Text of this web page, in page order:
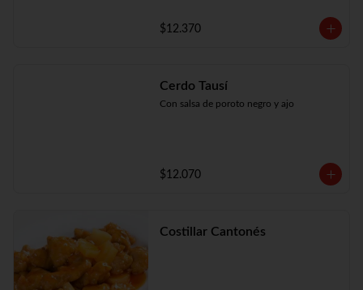
$12.370
Cerdo Tausí
Con salsa de poroto negro y ajo
$12.070
Costillar Cantonés